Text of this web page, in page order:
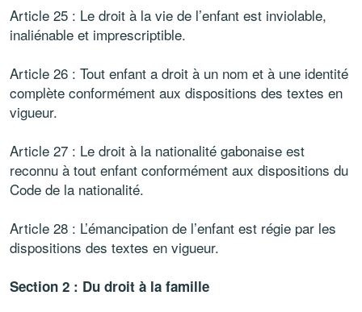
Article 25 : Le droit à la vie de l’enfant est inviolable,
inaliénable et imprescriptible.
Article 26 : Tout enfant a droit à un nom et à une identité
complète conformément aux dispositions des textes en
vigueur.
Article 27 : Le droit à la nationalité gabonaise est
reconnu à tout enfant conformément aux dispositions du
Code de la nationalité.
Article 28 : L’émancipation de l’enfant est régie par les
dispositions des textes en vigueur.
Section 2 : Du droit à la famille